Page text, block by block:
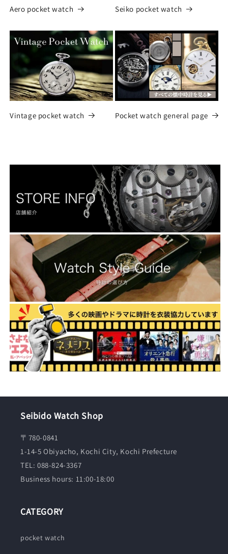
Aero pocket watch Seiko pocket watch
Vintage pocket watch Pocket watch general page
Seibido Watch Shop
〒780-0841
1-14-5 Obiyacho, Kochi City, Kochi Prefecture
TEL: 088-824-3367
Business hours: 11:00-18:00
CATEGORY
pocket watch